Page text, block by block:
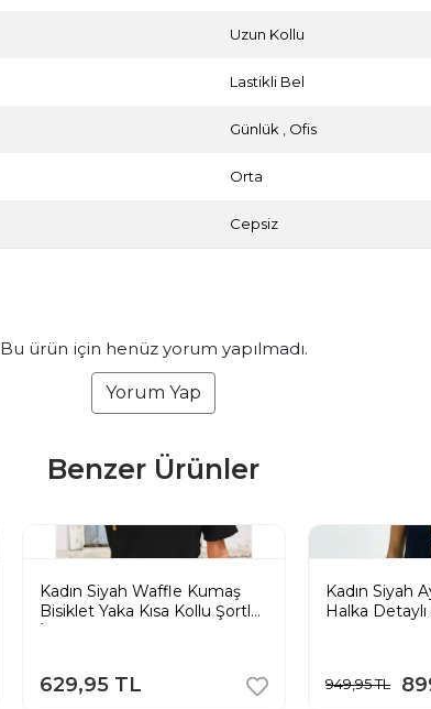
Uzun Kollu
Lastikli Bel
Günlük Ofis
Orta
Cepsiz
Bu ürün için henüz yorum yapılmadı.
Yorum Yap
Benzer Ürünler
Kadın Siyah Waffle Kumaş
Bisiklet Yaka Kısa Kollu Şortlu
İkili Takım
629,95 TL
Kadın Siyah
Halka Detaylı
949,95 TL